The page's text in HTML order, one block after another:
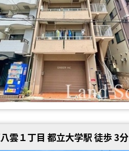
雲１丁目 都立大学駅 徒歩 3分